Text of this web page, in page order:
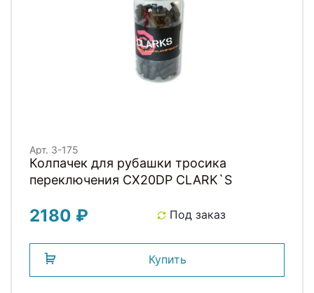
Арт. 3-175
Колпачек для рубашки тросика
переключения CX20DP СLARK`S
2180 ₽ Под заказ
Купить